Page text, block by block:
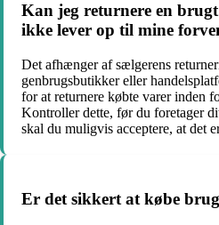
Kan jeg returnere en
ikke lever op til mine
Det afhænger af sælgerens
genbrugsbutikker eller
for at returnere købte varer inden
Kontroller dette, før du foretager
skal du muligvis acceptere, at det
Er det sikkert at købe